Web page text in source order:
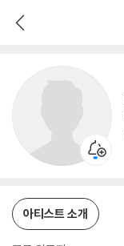
아티스트 소개